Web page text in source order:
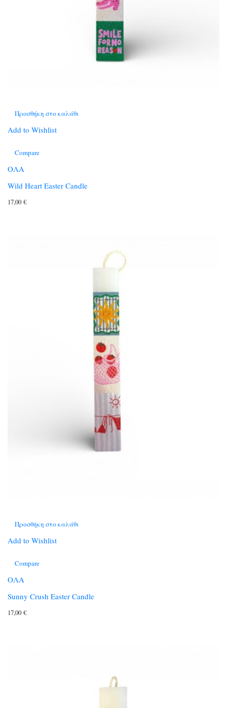
Προσθήκη στο καλάθι
Add to Wishlist
Compare
ΟΛΑ
Wild Heart Easter Candle
17,00 €
Προσθήκη στο καλάθι
Add to Wishlist
Compare
ΟΛΑ
Sunny Crush Easter Candle
17,00 €